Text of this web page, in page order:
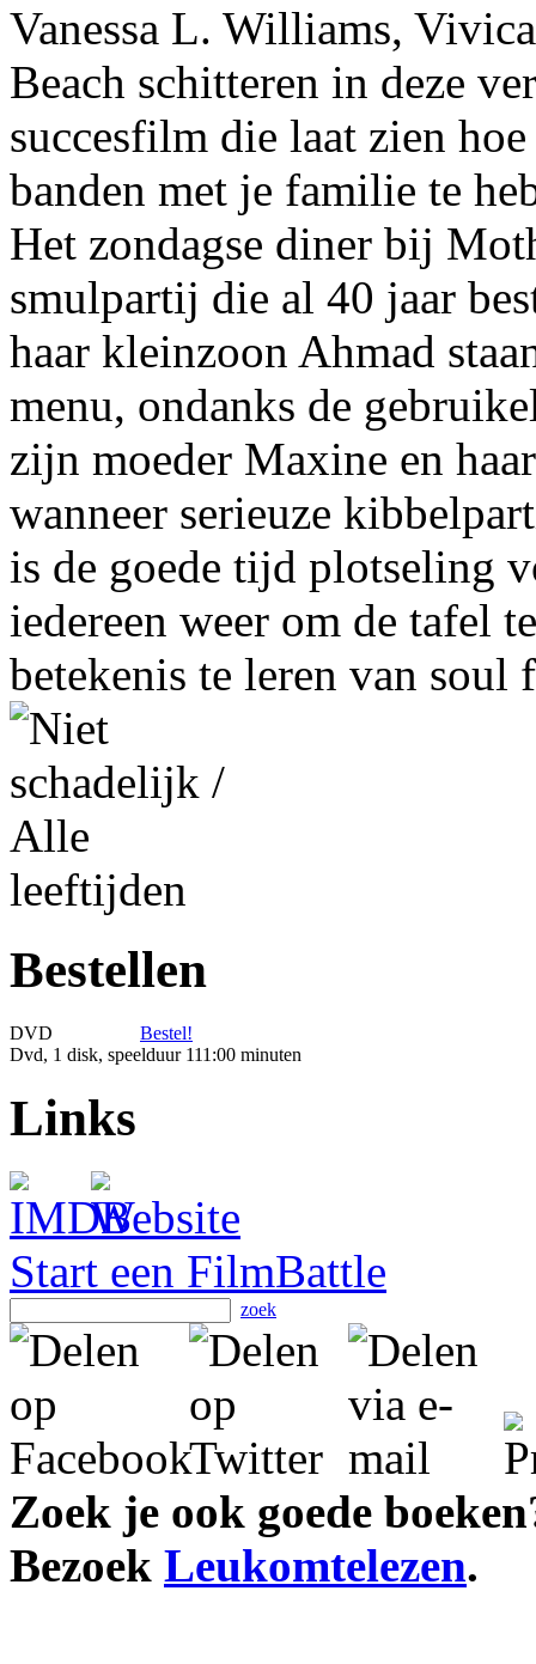
Vanessa L. Williams,
Beach schitteren in deze
succesfilm die laat zien
banden met je familie te
Het zondagse diner bij
smulpartij die al 40 jaar
haar kleinzoon Ahmad
menu, ondanks de
zijn moeder Maxine en
wanneer serieuze
is de goede tijd plotseling
iedereen weer om de tafel
betekenis te leren van soul
Bestellen
DVD
Bestel!
Dvd, 1 disk, speelduur 111:00 minuten
Links
Start een FilmBattle
zoek
Zoek je ook goede
Bezoek Leukomtelezen.